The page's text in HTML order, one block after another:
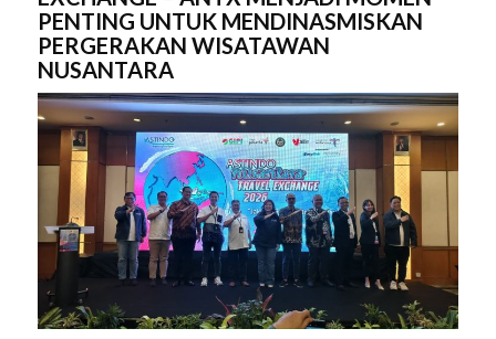
PENTING UNTUK MENDINASMISKAN
PERGERAKAN WISATAWAN
NUSANTARA